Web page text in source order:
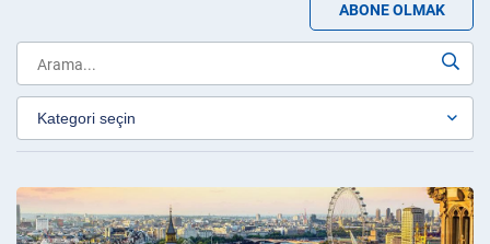
ABONE OLMAK